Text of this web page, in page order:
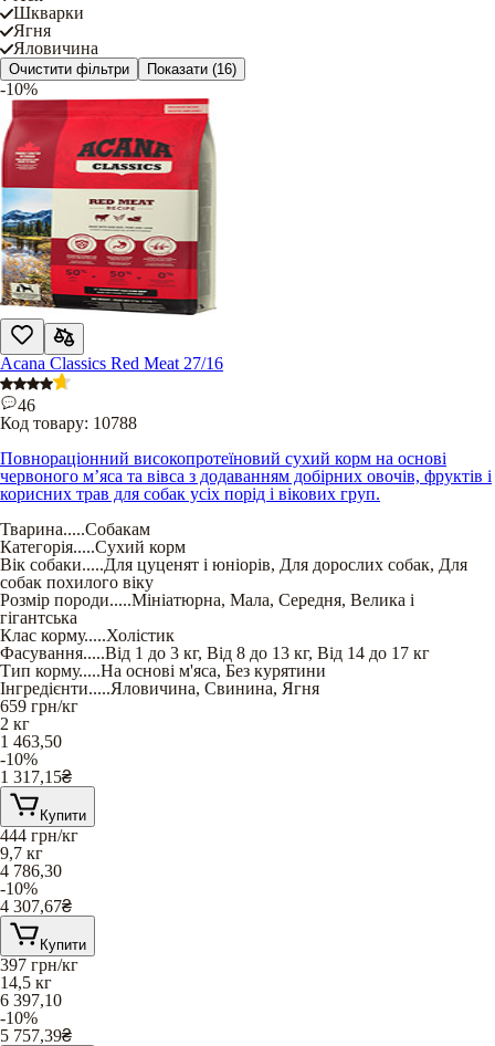
Шкварки
Ягня
Яловичина
Очистити фільтри Показати (16)
-10%
Acana Classics Red Meat 27/16
46
Код товару: 10788
Повнораціонний високопротеїновий сухий корм на основі
червоного м’яса та вівса з додаванням добірних овочів, фруктів і
корисних трав для собак усіх порід і вікових груп.
Тварина.....Собакам
Категорія.....Сухий корм
Вік собаки.....Для цуценят і юніорів, Для дорослих собак, Для
собак похилого віку
Розмір породи.....Мініатюрна, Мала, Середня, Велика і
гігантська
Клас корму.....Холістик
Фасування.....Від 1 до 3 кг, Від 8 до 13 кг, Від 14 до 17 кг
Тип корму.....На основі м'яса, Без курятини
Інгредієнти.....Яловичина, Свинина, Ягня
659 грн/кг
2 кг
1 463,50
-10%
1 317,15₴
Купити
444 грн/кг
9,7 кг
4 786,30
-10%
4 307,67₴
Купити
397 грн/кг
14,5 кг
6 397,10
-10%
5 757,39₴